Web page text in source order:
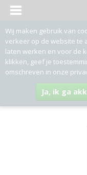
Wij maken gebruik van
verkeer op de website te
laten werken en voor de
klikken, geef je
omschreven in onze
Ja, ik ga